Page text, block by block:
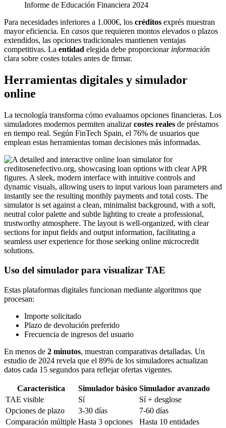
Informe de Educación Financiera 2024
Para necesidades inferiores a 1.000€, los créditos exprés muestran
mayor eficiencia. En casos que requieren montos elevados o plazos
extendidos, las opciones tradicionales mantienen ventajas
competitivas. La entidad elegida debe proporcionar información
clara sobre costes totales antes de firmar.
Herramientas digitales y simulador
online
La tecnología transforma cómo evaluamos opciones financieras. Los
simuladores modernos permiten analizarcostes reales de préstamos
en tiempo real. Según FinTech Spain, el 76% de usuarios que
emplean estas herramientas toman decisiones más informadas.
Uso del simulador para visualizar TAE
Estas plataformas digitales funcionan mediante algoritmos que
procesan:
Importe solicitado
Plazo de devolución preferido
Frecuencia de ingresos del usuario
En menos de 2 minutos, muestran comparativas detalladas. Un
estudio de 2024 revela que el 89% de los simuladores actualizan
datos cada 15 segundos para reflejar ofertas vigentes.
Característica Simulador básico Simulador avanzado
TAE visible
Sí
Sí + desglose
Opciones de plazo
3-30 días
7-60 días
Comparación múltiple Hasta 3 opciones Hasta 10 entidades